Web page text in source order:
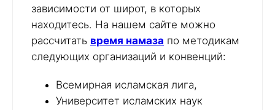
зависимости от широт, в которых
находитесь. На нашем сайте можно
рассчитать время намаза по методикам
следующих организаций и конвенций:
Всемирная исламская лига,
Университет исламских наук